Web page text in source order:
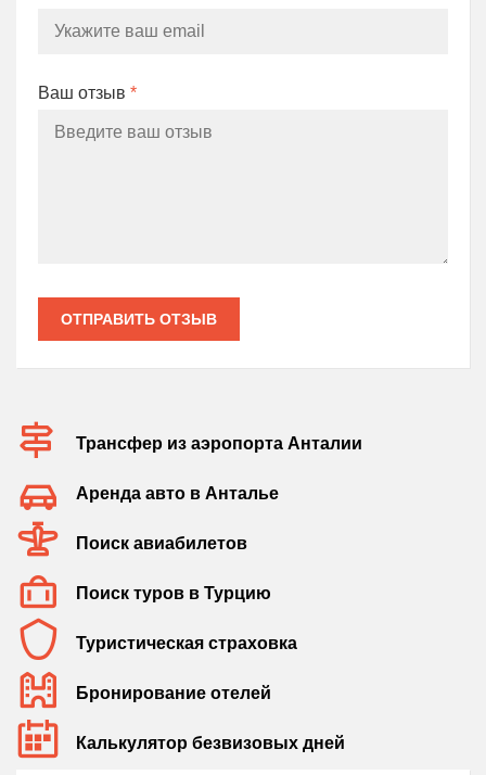
Ваш отзыв *
ОТПРАВИТЬ ОТЗЫВ
Трансфер из аэропорта Анталии
Аренда авто в Анталье
Поиск авиабилетов
Поиск туров в Турцию
Туристическая страховка
Бронирование отелей
Калькулятор безвизовых дней